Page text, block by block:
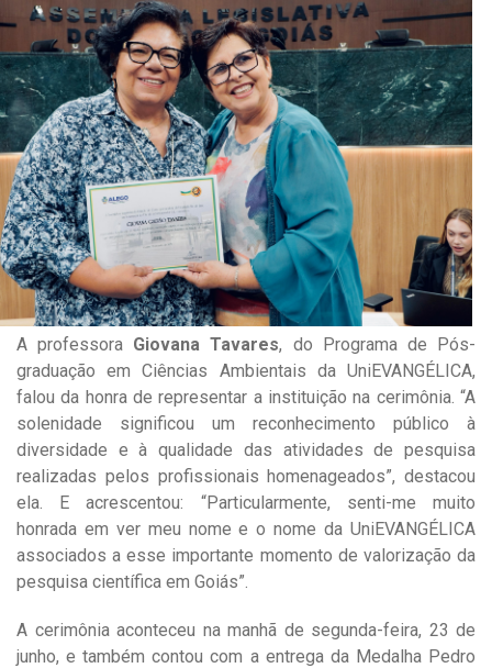
A professora Giovana Tavares, do Programa de Pós-
graduação em Ciências Ambientais da UniEVANGÉLICA,
falou da honra de representar a instituição na cerimônia. “A
solenidade significou um reconhecimento público à
diversidade e à qualidade das atividades de pesquisa
realizadas pelos profissionais homenageados”, destacou
ela. E acrescentou: “Particularmente, senti-me muito
honrada em ver meu nome e o nome da UniEVANGÉLICA
associados a esse importante momento de valorização da
pesquisa científica em Goiás”.
A cerimônia aconteceu na manhã de segunda-feira, 23 de
junho, e também contou com a entrega da Medalha Pedro